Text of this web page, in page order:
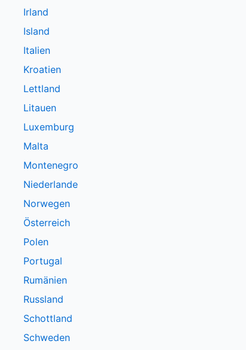
Irland
Island
Italien
Kroatien
Lettland
Litauen
Luxemburg
Malta
Montenegro
Niederlande
Norwegen
Österreich
Polen
Portugal
Rumänien
Russland
Schottland
Schweden